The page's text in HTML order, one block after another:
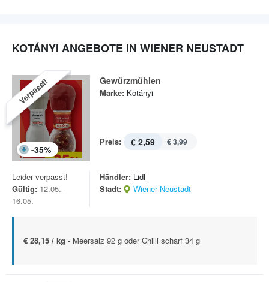
KOTÁNYI ANGEBOTE IN WIENER NEUSTADT
Verpasst!
-35%
Gewürzmühlen
Marke: Kotányi
Preis: € 2,59 € 3,99
Leider verpasst!
Gültig: 12.05. -
16.05.
Händler: Lidl
Stadt:
Wiener Neustadt
€ 28,15 / kg - Meersalz 92 g oder Chilli scharf 34 g